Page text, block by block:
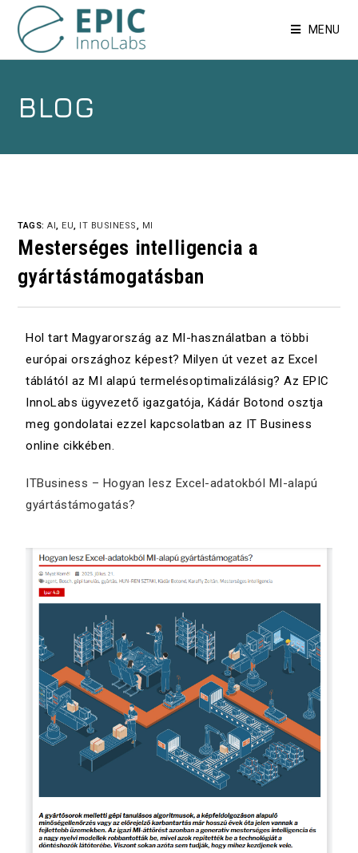
MENU
BLOG
TAGS:AI, EU, IT BUSINESS, MI
Mesterséges intelligencia a
gyártástámogatásban
Hol tart Magyarország az MI-használatban a többi
európai országhoz képest? Milyen út vezet az Excel
táblától az MI alapú termelésoptimalizálásig? Az EPIC
InnoLabs ügyvezető igazgatója, Kádár Botond osztja
meg gondolatai ezzel kapcsolatban az IT Business
online cikkében.
ITBusiness – Hogyan lesz Excel-adatokból MI-alapú
gyártástámogatás?